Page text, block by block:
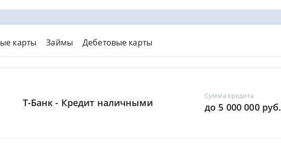
карты Займы Дебетовые карты
Т-Банк - Кредит наличными
Сумма кредита
до 5 000 000 руб.